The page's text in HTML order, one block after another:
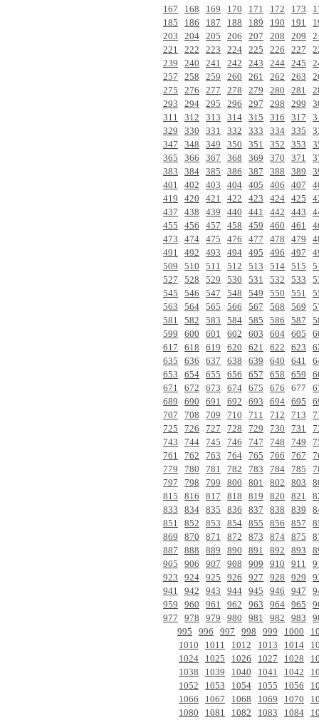
167
168 169 170 171 172 173
185
186 187 188 189 190 191
203
204 205 206 207 208 209
221
222 223 224 225 226 227
239
240 241 242 243 244 245
257
258 259 260 261 262 263
275
276 277 278 279 280 281
293
294 295 296 297 298 299
311
312 313 314 315 316 317
329
330 331 332 333 334 335
347
348 349 350 351 352 353
365
366 367 368 369 370 371
383
384 385 386 387 388 389
401
402 403 404 405 406 407
419
420 421 422 423 424 425
437
438 439 440 441 442 443
455
456 457 458 459 460 461
473
474 475 476 477 478 479
491
492 493 494 495 496 497
509
510 511 512 513 514 515
527
528 529 530 531 532 533
545
546 547 548 549 550 551
563
564 565 566 567 568 569
581
582 583 584 585 586 587
599
600 601 602 603 604 605
617
618 619 620 621 622 623
635
636 637 638 639 640 641
653
654 655 656 657 658 659
671
672 673 674 675 676 677
689
690 691 692 693 694 695
707
708 709 710 711 712 713
725
726 727 728 729 730 731
743
744 745 746 747 748 749
761
762 763 764 765 766 767
779
780 781 782 783 784 785
797
798 799 800 801 802 803
815
816 817 818 819 820 821
833
834 835 836 837 838 839
851
852 853 854 855 856 857
869
870 871 872 873 874 875
887
888 889 890 891 892 893
905
906 907 908 909 910 911
923
924 925 926 927 928 929
941
942 943 944 945 946 947
959
960 961 962 963 964 965
977
978 979 980 981 982 983
995
996 997 998 999 1000
1010
1011 1012 1013 1014
1024
1025 1026 1027 1028
1038
1039 1040 1041 1042
1052
1053 1054 1055 1056
1066
1067 1068 1069 1070
1080
1081 1082 1083 1084